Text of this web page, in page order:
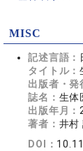
MISC
記述言語：
タイトル：
出版者・発
誌名： 生体
出版年月：
著者： 井村
DOI：